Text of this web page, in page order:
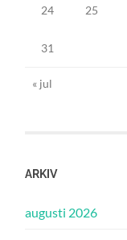
24 25
31
« jul
ARKIV
augusti 2026